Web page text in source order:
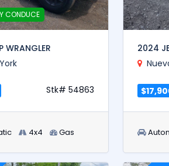
CONDUCE
WRANGLER
Stk# 54863
4x4 Gas
2024